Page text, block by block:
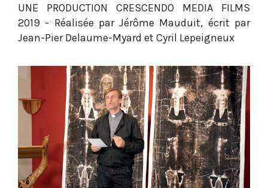
UNE PRODUCTION CRESCENDO MEDIA FILMS
2019 - Réalisée par Jérôme Mauduit, écrit par
Jean-Pier Delaume-Myard et Cyril Lepeigneux